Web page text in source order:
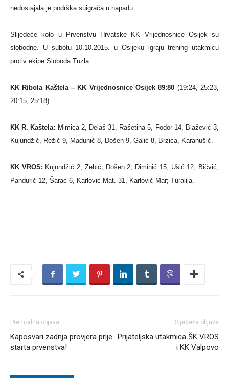
nedostajala je podrška suigrača u napadu.
Slijedeće kolo u Prvenstvu Hrvatske KK Vrijednosnice Osijek su
slobodne. U subotu 10.10.2015. u Osijeku igraju trening utakmicu
protiv ekipe Sloboda Tuzla.
KK Ribola Kaštela – KK Vrijednosnice Osijek 89:80 (19:24, 25:23,
20:15, 25:18)
KK R. Kaštela: Mimica 2, Delaš 31, Rašetina 5, Fodor 14, Blažević 3,
Kujundžić, Režić 9, Madunić 8, Došen 9, Galić 8, Brzica, Karanušić.
KK VROS: Kujundžić 2, Zebić, Došen 2, Diminić 15, Ušić 12, Bičvić,
Pandurić 12, Šarac 6, Karlović Mat. 31, Karlović Mar; Turalija.
Prethodna objava
Kaposvari zadnja provjera prije
starta prvenstva!
Sljedeća objava
Prijateljska utakmica ŠK VROS
i KK Valpovo